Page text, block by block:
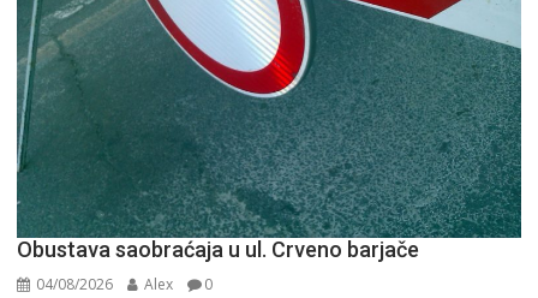
Obustava saobraćaja u ul. Crveno barjače
04/08/2026 Alex 0